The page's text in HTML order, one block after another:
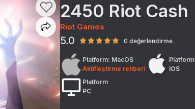
2450 Riot Cash
Riot Games
5.0 0 değerlendirme
Platform: MacOS
Aktifleştirme rehberi
Platform
IOS
Platform
PC